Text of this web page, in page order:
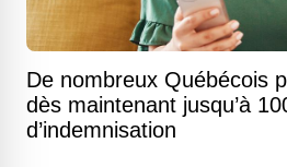
De nombreux Québécois
dès maintenant jusqu’à
d’indemnisation